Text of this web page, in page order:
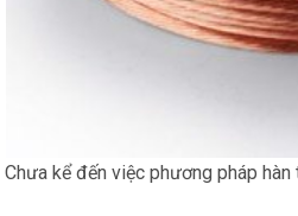
Chưa kể đến việc phương pháp